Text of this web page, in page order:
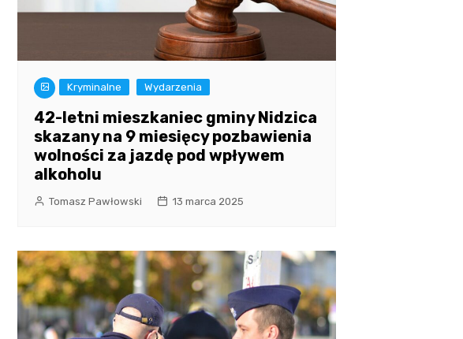
Kryminalne Wydarzenia
42-letni mieszkaniec gminy Nidzica
skazany na 9 miesięcy pozbawienia
wolności za jazdę pod wpływem
alkoholu
Tomasz Pawłowski 13 marca 2025